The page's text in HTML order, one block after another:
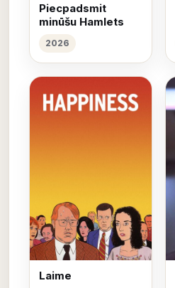
Piecpadsmit
minūšu Hamlets
2026
Laime